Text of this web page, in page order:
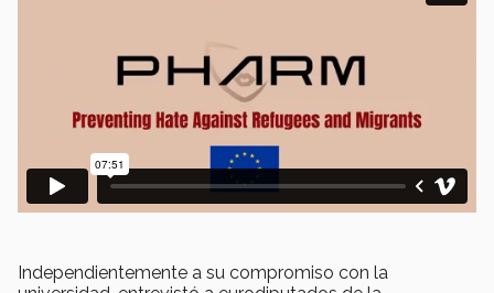
Independientemente a su compromiso con la